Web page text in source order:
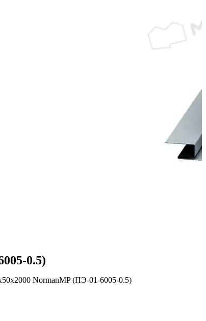
0.5)
NormanMP (ПЭ-01-6005-0.5)